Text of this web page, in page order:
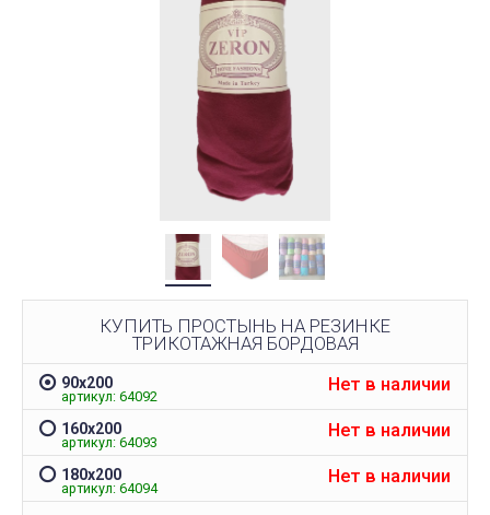
КУПИТЬ ПРОСТЫНЬ НА РЕЗИНКЕ
ТРИКОТАЖНАЯ БОРДОВАЯ
90х200
артикул: 64092
Нет в наличии
160х200
артикул: 64093
Нет в наличии
180х200
артикул: 64094
Нет в наличии